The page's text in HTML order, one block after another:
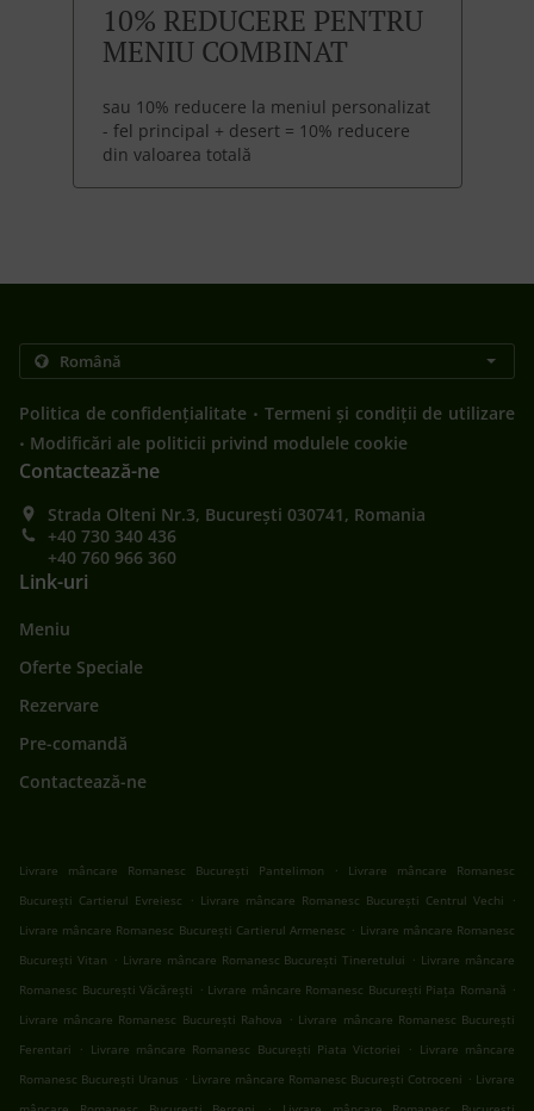
10% REDUCERE PENTRU
MENIU COMBINAT
sau 10% reducere la meniul personalizat
- fel principal + desert = 10% reducere
din valoarea totală
Politica de confidențialitate . Termeni și condiții de utilizare
. Modificări ale politicii privind modulele cookie
Contactează-ne
Strada Olteni Nr.3, București 030741, Romania
+40 730 340 436
+40 760 966 360
Link-uri
Meniu
Oferte Speciale
Rezervare
Pre-comandă
Contactează-ne
Livrare mâncare Romanesc București Pantelimon .
Livrare mâncare Romanesc
București Cartierul Evreiesc
. Livrare mâncare Romanesc București Centrul Vechi
.
Livrare mâncare Romanesc București Cartierul Armenesc . Livrare mâncare Romanesc
București Vitan . Livrare mâncare Romanesc București Tineretului . Livrare mâncare
Romanesc București Văcărești . Livrare mâncare Romanesc București Piața Romană .
Livrare mâncare Romanesc București Rahova . Livrare mâncare Romanesc București
Ferentari
. Livrare mâncare Romanesc București Piata Victoriei . Livrare mâncare
Romanesc București Uranus . Livrare mâncare Romanesc București Cotroceni . Livrare
.